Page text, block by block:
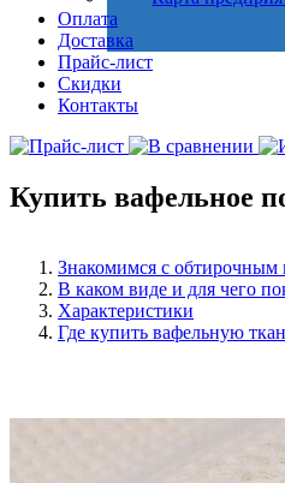
Оплата
Доставка
Прайс-лист
Скидки
Контакты
Купить вафельное
Знакомимся с обтирочным
В каком виде и для чего
Характеристики
Где купить вафельную